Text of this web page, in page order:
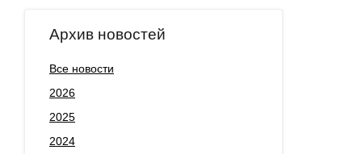
Архив новостей
Все новости
2026
2025
2024